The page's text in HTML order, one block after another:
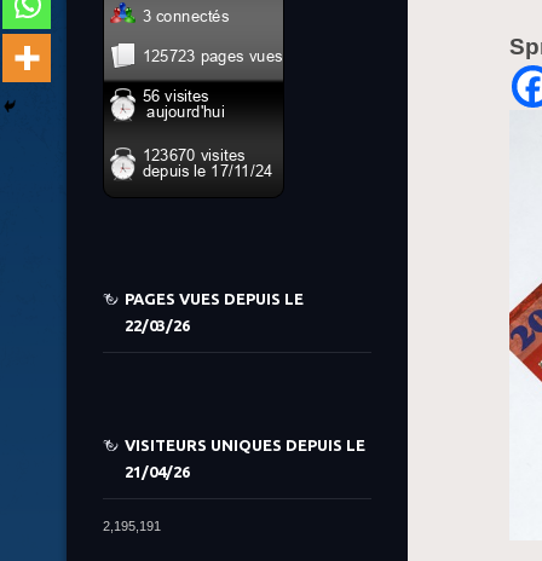
PAGES VUES DEPUIS LE
22/03/26
VISITEURS UNIQUES DEPUIS LE
21/04/26
2,195,191